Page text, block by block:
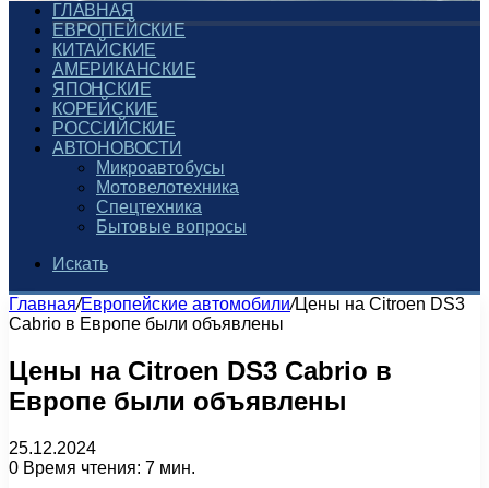
ГЛАВНАЯ
ЕВРОПЕЙСКИЕ
КИТАЙСКИЕ
АМЕРИКАНСКИЕ
ЯПОНСКИЕ
КОРЕЙСКИЕ
РОССИЙСКИЕ
АВТОНОВОСТИ
Микроавтобусы
Мотовелотехника
Спецтехника
Бытовые вопросы
Искать
Главная/Европейские автомобили/Цены на Citroen DS3
Cabrio в Европе были объявлены
Цены на Citroen DS3 Cabrio в
Европе были объявлены
25.12.2024
0 Время чтения: 7 мин.